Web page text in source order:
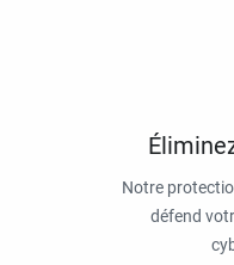
Notre
défend